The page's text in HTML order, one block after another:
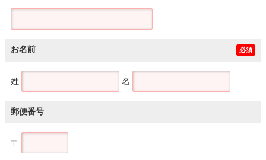
お名前 必須
姓 名
郵便番号
〒